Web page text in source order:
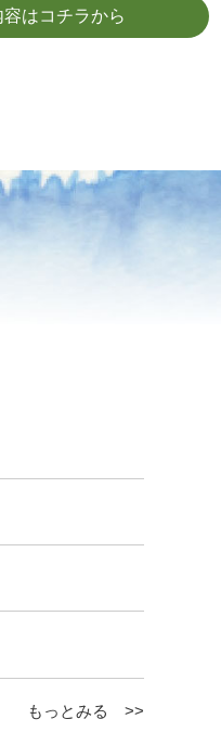
はコチラから
もっとみる >>